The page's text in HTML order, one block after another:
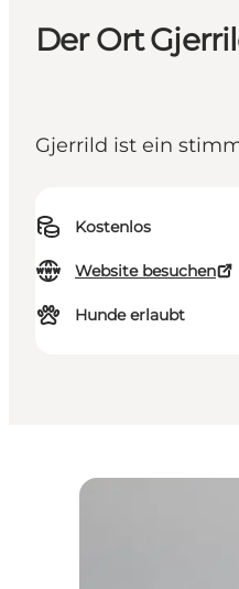
Der Ort
Gjerrild ist ein
Kostenlos
Website besuchen
Hunde erlaubt